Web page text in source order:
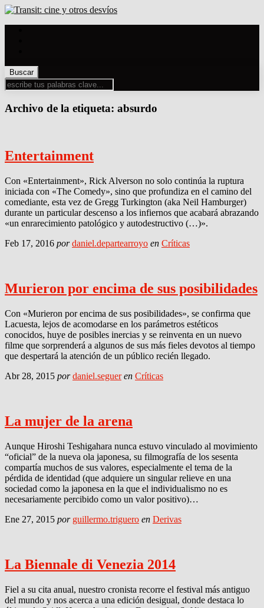
Archivo de la etiqueta: absurdo
Entertainment
Con «Entertainment», Rick Alverson no solo continúa la ruptura
iniciada con «The Comedy», sino que profundiza en el camino del
comediante, esta vez de Gregg Turkington (aka Neil Hamburger)
durante un particular descenso a los infiernos que acabará abrazando
«un enrarecimiento patológico y autodestructivo (…)».
Feb 17, 2016 por daniel.departearroyo en Críticas
Murieron por encima de sus posibilidades
Con «Murieron por encima de sus posibilidades», se confirma que
Lacuesta, lejos de acomodarse en los parámetros estéticos
conocidos, huye de posibles inercias y se reinventa en un nuevo
filme que sorprenderá a algunos de sus más fieles devotos al tiempo
que despertará la atención de un público recién llegado.
Abr 28, 2015 por daniel.seguer en Críticas
La mujer de la arena
Aunque Hiroshi Teshigahara nunca estuvo vinculado al movimiento
“oficial” de la nueva ola japonesa, su filmografía de los sesenta
compartía muchos de sus valores, especialmente el tema de la
pérdida de identidad (que adquiere un singular relieve en una
sociedad como la japonesa en la que el individualismo no es
necesariamente percibido como un valor positivo)…
Ene 27, 2015 por guillermo.triguero en Derivas
La Biennale di Venezia 2014
Fiel a su cita anual, nuestro cronista recorre el festival más antiguo
del mundo y nos acerca a una edición desigual, donde destaca lo